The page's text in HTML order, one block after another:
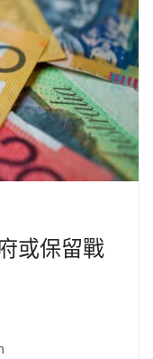
或保留戰